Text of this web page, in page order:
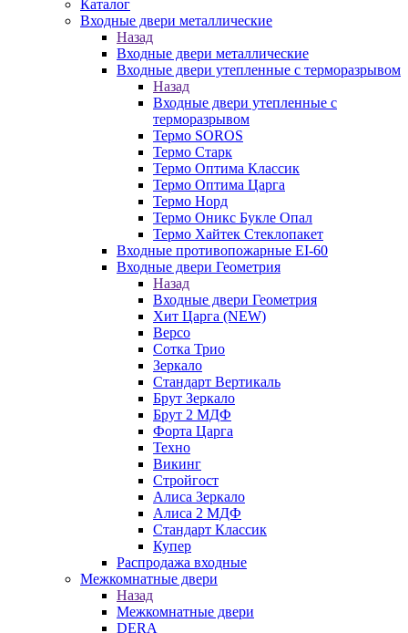
Каталог
Входные двери металлические
Назад
Входные двери металлические
Входные двери утепленные с терморазрывом
Назад
Входные двери утепленные с
терморазрывом
Термо SOROS
Термо Старк
Термо Оптима Классик
Термо Оптима Царга
Термо Норд
Термо Оникс Букле Опал
Термо Хайтек Стеклопакет
Входные противопожарные EI-60
Входные двери Геометрия
Назад
Входные двери Геометрия
Хит Царга (NEW)
Версо
Сотка Трио
Зеркало
Стандарт Вертикаль
Брут Зеркало
Брут 2 МДФ
Форта Царга
Техно
Викинг
Стройгост
Алиса Зеркало
Алиса 2 МДФ
Стандарт Классик
Купер
Распродажа входные
Межкомнатные двери
Назад
Межкомнатные двери
DERA